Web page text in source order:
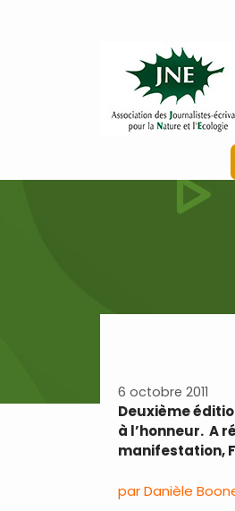
6 octobre 2011
Deuxième
à l’honneur. A
manifestation,
par Danièle